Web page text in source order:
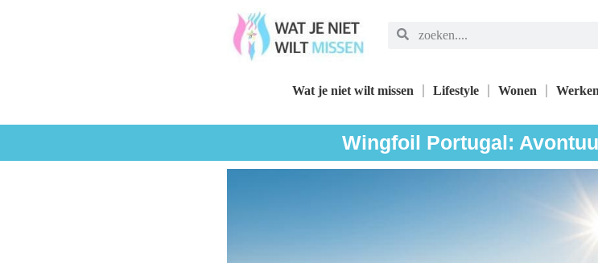
Wat je niet wilt missen Lifestyle Wonen Werken
Wingfoil Portugal: